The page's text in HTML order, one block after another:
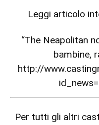
Leggi articolo
“The Neapolitan
bambine,
http://
Per tutti gli altri